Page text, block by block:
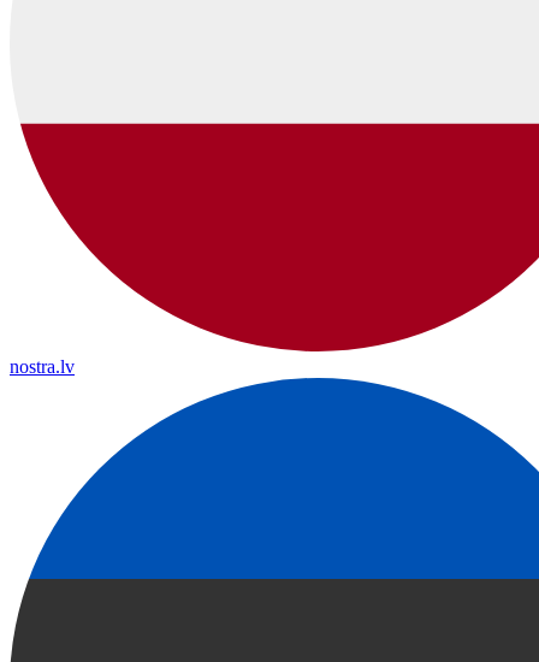
nostra.lv